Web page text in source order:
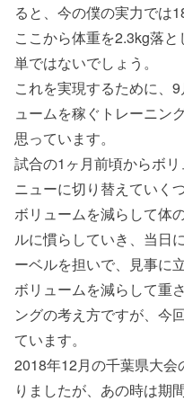
ると、今の僕の実力では
ここから体重を2.3kg落
単ではないでしょう。
これを実現するために、
ュームを稼ぐトレーニン
思っています。
試合の1ヶ月前頃からボ
ニューに切り替えていく
ボリュームを減らして体
ルに慣らしていき、当日
ーベルを担いで、見事に
ボリュームを減らして重
ングの考え方ですが、今
ています。
2018年12月の千葉県大
りましたが、あの時は期